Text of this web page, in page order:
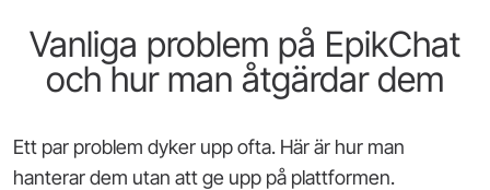
Vanliga problem på EpikChat
och hur man åtgärdar dem
Ett par problem dyker upp ofta. Här är hur man
hanterar dem utan att ge upp på plattformen.